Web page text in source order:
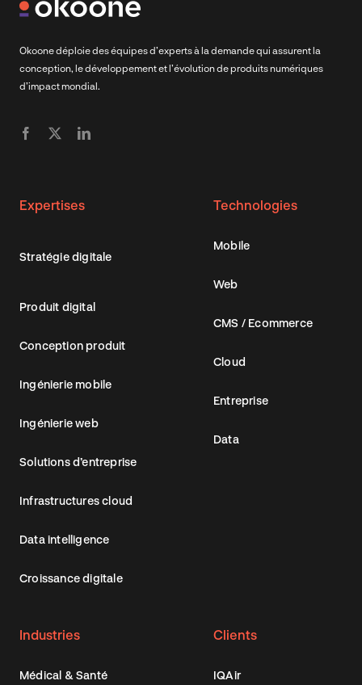
Okoone déploie des équipes d’experts à la demande qui assurent la
conception, le développement et l’évolution de produits numériques
d’impact mondial.
Expertises
Stratégie digitale
Produit digital
Conception produit
Ingénierie mobile
Ingénierie web
Solutions d’entreprise
Infrastructures cloud
Data intelligence
Croissance digitale
Technologies
Mobile
Web
CMS / Ecommerce
Cloud
Entreprise
Data
Industries
Médical & Santé
Clients
IQAir